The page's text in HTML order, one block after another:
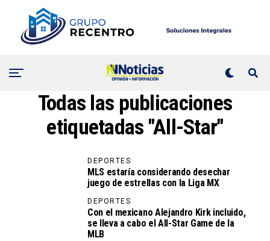
Todas las publicaciones
etiquetadas "All-Star"
DEPORTES
MLS estaría considerando desechar
juego de estrellas con la Liga MX
DEPORTES
Con el mexicano Alejandro Kirk incluido,
se lleva a cabo el All-Star Game de la
MLB